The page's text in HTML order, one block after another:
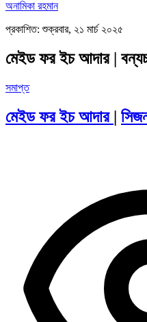
অনামিকা রহমান
প্রকাশিত: শুক্রবার, ২১ মার্চ ২০২৫
মেইড ফর ইচ আদার |
সমাপ্ত
মেইড ফর ইচ আদার |